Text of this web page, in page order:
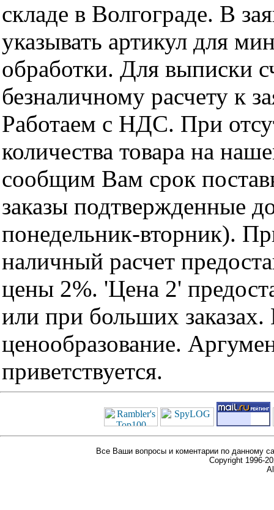
складе в Волгограде. В
указывать артикул для
обработки. Для выписки
безналичному расчету к
Работаем с НДС. При
количества товара на
сообщим Вам срок
заказы подтвержденные
понедельник-вторник).
наличный расчет
цены 2%. 'Цена 2'
или при больших
ценообразование.
приветствуется.
Все Ваши вопросы и коментарии по данному
Copyright 1996-